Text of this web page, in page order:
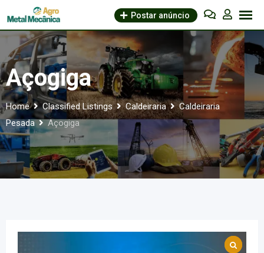
to
content
Postar anúncio
Açogiga
Home Classified Listings Caldeiraria
Caldeiraria
Pesada
Açogiga